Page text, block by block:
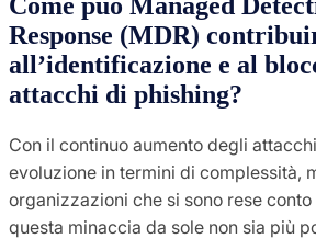
Response (MDR)
all’identificazione e al
attacchi di phishing?
Con il continuo aumento degli
evoluzione in termini di complessità,
organizzazioni che si sono rese
questa minaccia da sole non sia più